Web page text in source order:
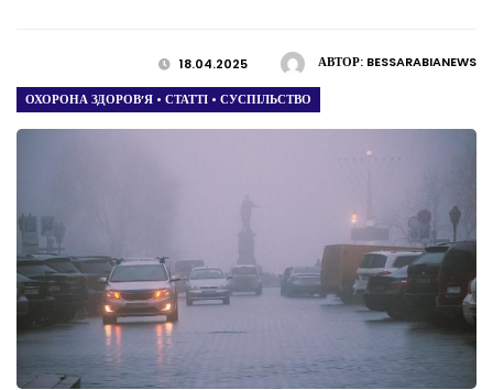
АВТОР: BESSARABIANEWS
18.04.2025
ОХОРОНА ЗДОРОВ’Я • СТАТТІ • СУСПІЛЬСТВО